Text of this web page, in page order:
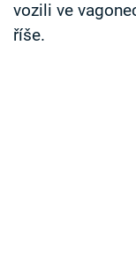
vozili ve
říše.